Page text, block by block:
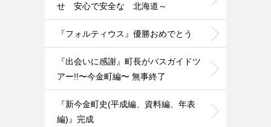
せ 安心で安全な 北海道～
『フォルティウス』優勝おめでとう
『出会いに感謝』町長がバスガイドツ
アー!!〜今金町編〜 無事終了
『新今金町史(平成編、資料編、年表
編)』完成